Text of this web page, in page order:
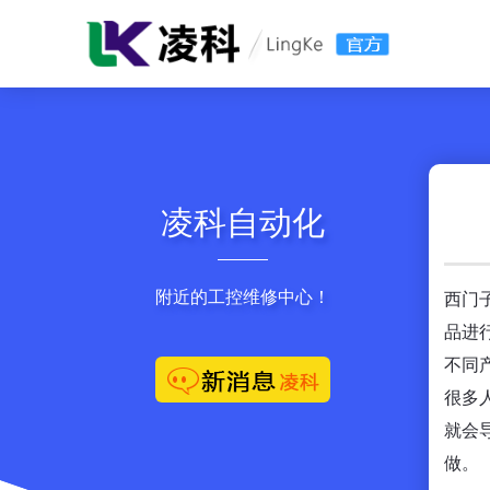
凌科自动化
附近的工控维修中心！
西门
品进
不同
很多
就会
做。